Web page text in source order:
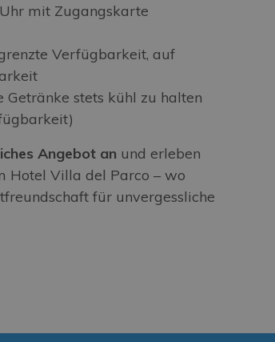
mit Zugangskarte
Verfügbarkeit, auf
Getränke stets kühl zu halten
Angebot an und erleben
Hotel Villa del Parco – wo
für unvergessliche